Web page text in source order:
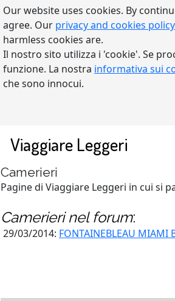
Our website uses cookies. By
agree. Our privacy and cookies policy
harmless cookies are.
Il nostro sito utilizza i 'cookie'. Se
funzione. La nostra informativa sui
che sono innocui.
Viaggiare Leggeri
Camerieri
Pagine di Viaggiare Leggeri in cui si
Camerierinel forum:
29/03/2014: FONTAINEBLEAU MIAMI